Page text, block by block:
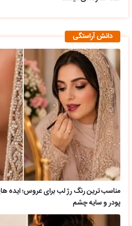
دانش آراستگی
مناسب ترین رنگ رژ لب برای عروس؛ ایده
پودر و سایه چشم